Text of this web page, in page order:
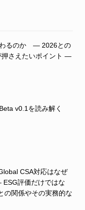
わるのか ― 2026との
押さえたいポイント ―
v0.1を読み解く
CSA対応はなぜ
評価だけではな
の関係やその実務的な